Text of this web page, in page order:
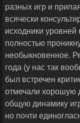
разных игр и
всячески
исходники уровней
полностью
необыкновенное.
года (у нас так
был встречен
отмечали хорошую
общую динамику
но почти